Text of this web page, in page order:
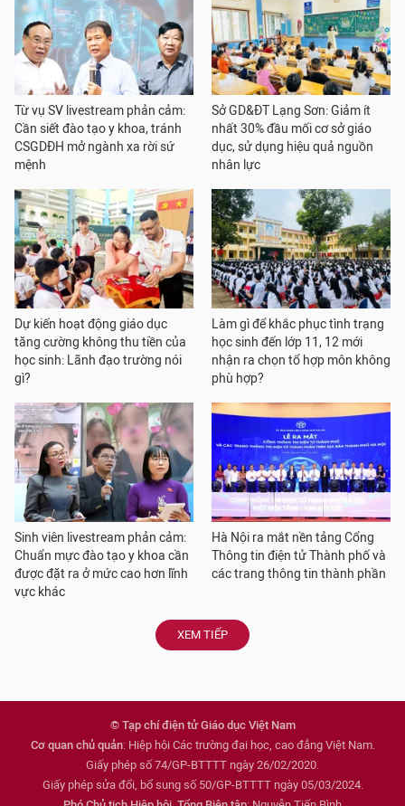
Từ vụ SV livestream phản cảm:
Cần siết đào tạo y khoa, tránh
CSGDĐH mở ngành xa rời sứ
mệnh
Sở GD&ĐT Lạng Sơn: Giảm ít
nhất 30% đầu mối cơ sở giáo
dục, sử dụng hiệu quả nguồn
nhân lực
Dự kiến hoạt động giáo dục
tăng cường không thu tiền của
học sinh: Lãnh đạo trường nói
gì?
Làm gì để khắc phục tình trạng
học sinh đến lớp 11, 12 mới
nhận ra chọn tổ hợp môn không
phù hợp?
Sinh viên livestream phản cảm:
Chuẩn mực đào tạo y khoa cần
được đặt ra ở mức cao hơn lĩnh
vực khác
Hà Nội ra mắt nền tảng Cổng
Thông tin điện tử Thành phố và
các trang thông tin thành phần
XEM TIẾP
© Tạp chí điện tử Giáo dục Việt Nam
Cơ quan chủ quản: Hiệp hội Các trường đại học, cao đẳng Việt Nam.
Giấy phép số 74/GP-BTTTT ngày 26/02/2020.
Giấy phép sửa đổi, bổ sung số 50/GP-BTTTT ngày 05/03/2024.